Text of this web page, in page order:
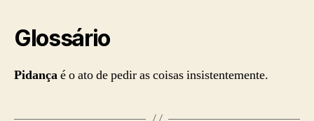
Glossário
Pidançaé o ato de pedir as coisas insistentemente.